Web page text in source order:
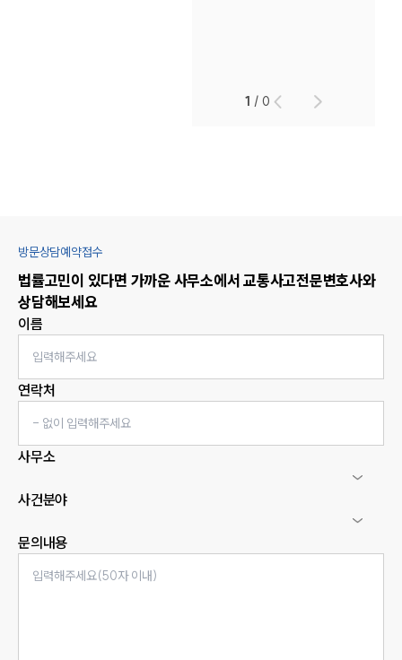
1 /0
방문상담예약접수
법률고민이 있다면 가까운 사무소에서교통사고전문변호사와
상담해보세요
이름
연락처
사무소
사건분야
문의내용